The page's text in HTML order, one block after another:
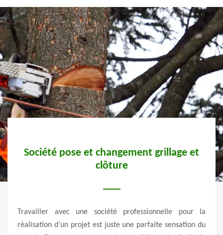
Société pose et changement grillage et
clôture
Travailler avec une société professionnelle pour la
réalisation d’un projet est juste une parfaite sensation du